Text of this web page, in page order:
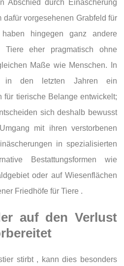
Abschied durch Einäscherung
vorgesehenen Grabfeld für
hingegen ganz andere
Tiere eher pragmatisch ohne
Maße wie Menschen. In
in den letzten Jahren ein
für tierische Belange entwickelt;
sich deshalb bewusst
mit ihren verstorbenen
in spezialisierten
Bestattungsformen wie
oder auf Wiesenflächen
Friedhöfe für Tiere .
auf den Verlust
stirbt , kann dies besonders